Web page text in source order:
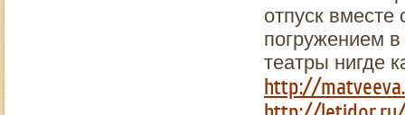
отпуск
погружением
театры нигде
http://